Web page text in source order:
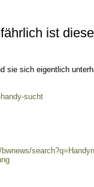
ist
sie sich eigentlich
sucht